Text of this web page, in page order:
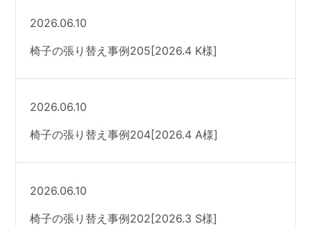
2026.06.10
椅子の張り替え事例205[2026.4 K様]
2026.06.10
椅子の張り替え事例204[2026.4 A様]
2026.06.10
椅子の張り替え事例202[2026.3 S様]